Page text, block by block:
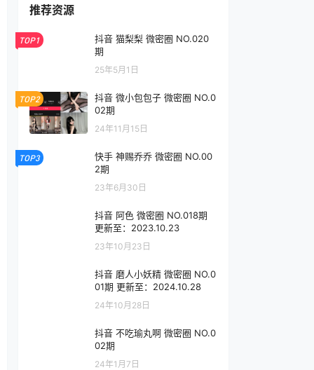
推荐资源
TOP1
抖音 猫梨梨 微密圈 NO.020
期
25年5月1日
TOP2
抖音 微小包包子 微密圈 NO.0
02期
24年11月15日
TOP3
快手 神赐乔乔 微密圈 NO.00
2期
23年6月30日
抖音 阿色 微密圈 NO.018期
更新至：2023.10.23
23年10月23日
抖音 磨人小妖精 微密圈 NO.0
01期 更新至：2024.10.28
24年10月28日
抖音 不吃瑜丸啊 微密圈 NO.0
02期
24年1月7日